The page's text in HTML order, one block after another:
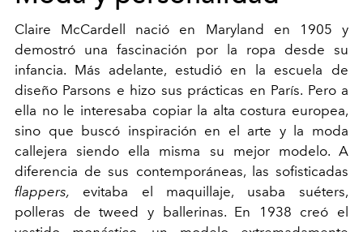
Claire McCardell nació en Maryland en 1905 y
demostró una fascinación por la ropa desde su
infancia. Más adelante, estudió en la escuela de
diseño Parsons e hizo sus prácticas en París. Pero a
ella no le interesaba copiar la alta costura europea,
sino que buscó inspiración en el arte y la moda
callejera siendo ella misma su mejor modelo. A
diferencia de sus contemporáneas, las sofisticadas
flappers, evitaba el maquillaje, usaba suéters,
polleras de tweed y ballerinas. En 1938 creó el